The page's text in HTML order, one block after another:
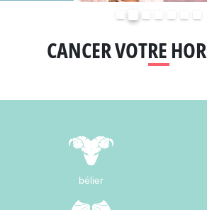
CANCER VOTRE
bélier